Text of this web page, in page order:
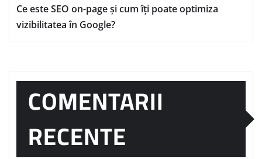
Ce este SEO on-page și cum îți poate optimiza
vizibilitatea în Google?
COMENTARII
RECENTE